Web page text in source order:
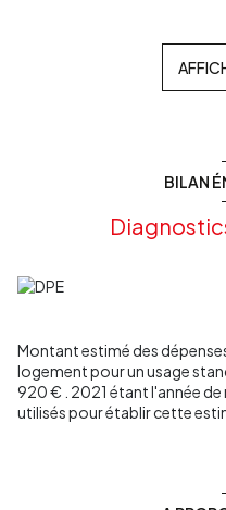
Son abri voiture double
buanderie, parfait pour
Hall d'entrée accueillant
1600€/annuel (électricité et
Vous êtes à la campagne,
Les informations sur les
www.georisques.gouv.fr
Pour visiter ce bien,
BILAN
Montant estimé des
logement pour un usage
920 € . 2021 étant l'année
utilisés pour établir cette